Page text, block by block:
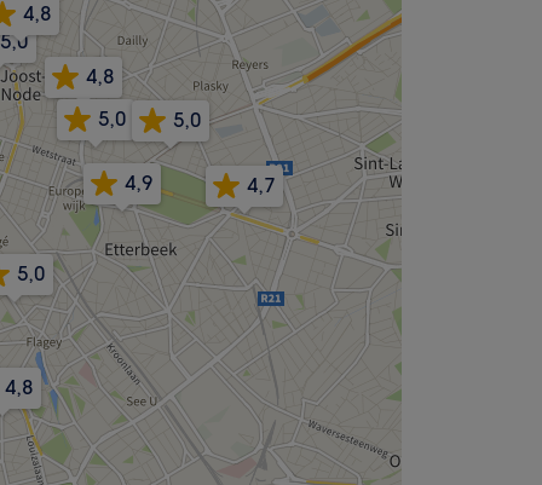
4,8
4,9
5,0
5,0
5,0
5,0
4,8
4,7
4,8